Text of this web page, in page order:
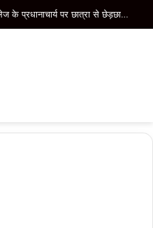
Uttar Pradesh : हापुड़ में इंटर कॉलेज के प्रधानाचार्य पर छात्रा से छेड़छाड़ का आरोप, पूर्व प्रधानाचार्य के खिलाफ भी रिपोर्ट दर्ज